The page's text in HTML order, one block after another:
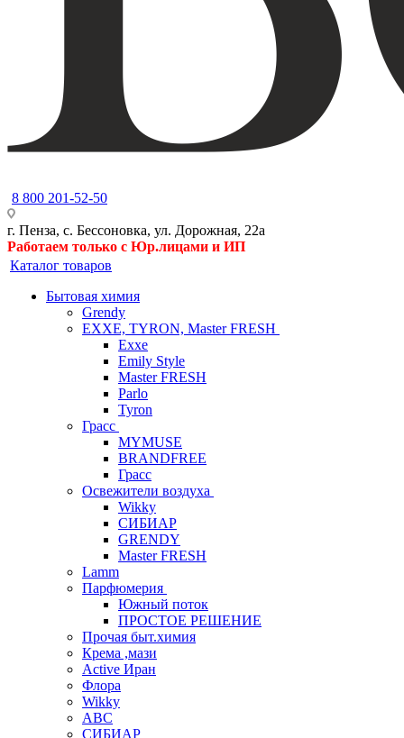
8 800 201-52-50
г. Пенза, с. Бессоновка, ул. Дорожная, 22а
Работаем только с Юр.лицами и ИП
Каталог товаров
Бытовая химия
Grendy
EXXE, TYRON, Master FRESH
Exxe
Emily Style
Master FRESH
Parlo
Tyron
Грасс
MYMUSE
BRANDFREE
Грасс
Освежители воздуха
Wikky
СИБИАР
GRENDY
Master FRESH
Lamm
Парфюмерия
Южный поток
ПРОСТОЕ РЕШЕНИЕ
Прочая быт.химия
Крема ,мази
Аctive Иран
Флора
Wikky
АВС
СИБИАР